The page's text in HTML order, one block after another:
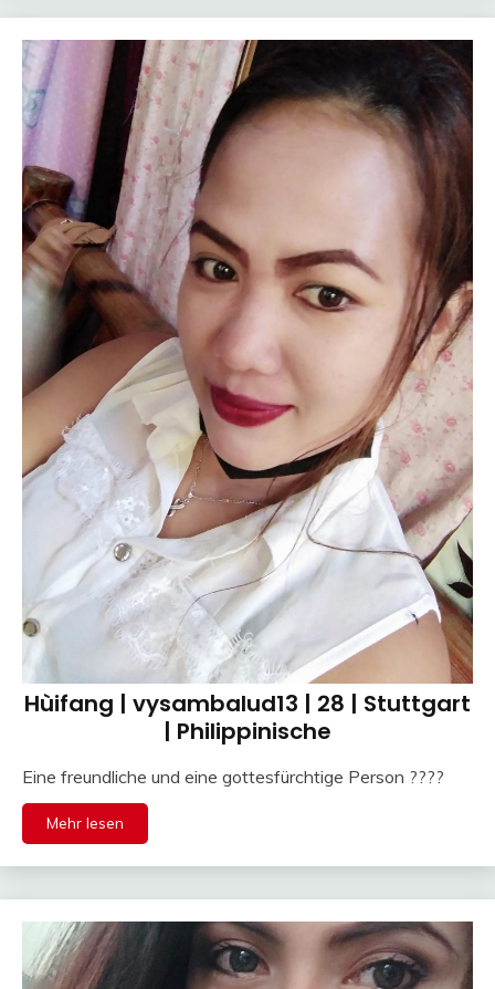
Hùifang | vysambalud13 | 28 | Stuttgart
| Philippinische
Eine freundliche und eine gottesfürchtige Person ????
Mehr lesen